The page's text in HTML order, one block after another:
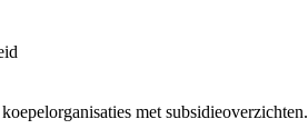
met subsidieoverzichten.